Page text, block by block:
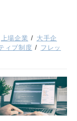
上場企業
大手企
ィブ制度
フレッ